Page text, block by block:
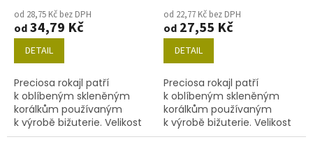
od 28,75 Kč bez DPH
od34,79 Kč
DETAIL
Preciosa rokajl patří
k oblíbeným skleněným
korálkům používaným
k výrobě bižuterie. Velikost
10/0 (2,2-2,4mm), barva
od 22,77 Kč bez DPH
od 27,55 Kč
DETAIL
Preciosa rokajl patří
k oblíbeným skleněným
korálkům používaným
k výrobě bižuterie. Velikost
10/0 (2,2-2,4mm), barva